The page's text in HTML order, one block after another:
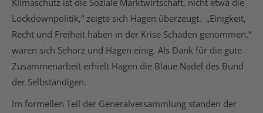
Klimaschutz ist die Soziale Marktwirtschaft, nicht etwa die
Lockdownpolitik,“ zeigte sich Hagen überzeugt. „Einigkeit,
Recht und Freiheit haben in der Krise Schaden genommen,“
waren sich Sehorz und Hagen einig. Als Dank für die gute
Zusammenarbeit erhielt Hagen die Blaue Nadel des Bund
der Selbständigen.
Im formellen Teil der Generalversammlung standen der